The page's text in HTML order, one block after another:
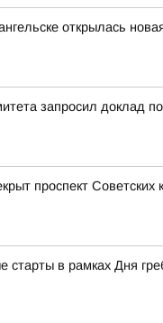
открылась
запросил доклад
проспект Советских
старты в рамках Дня